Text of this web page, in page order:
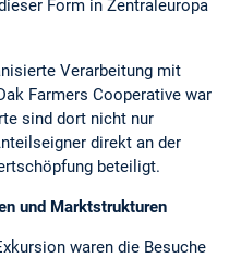
Form in Zentraleuropa
Verarbeitung mit
Farmers Cooperative war
sind dort nicht nur
direkt an der
beteiligt.
und Marktstrukturen
waren die Besuche